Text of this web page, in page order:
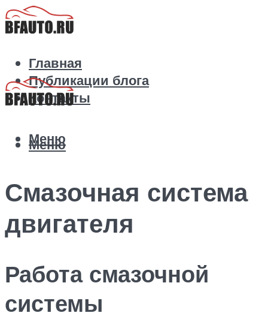
Главная
Публикации блога
Контакты
Меню
Меню
Смазочная система
двигателя
Работа смазочной
системы